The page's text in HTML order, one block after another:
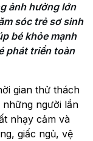
ảnh hưởng lớn
sóc trẻ sơ sinh
bé khỏe mạnh
phát triển toàn
gian thử thách
người lần
nhạy cảm và
giấc ngủ, vệ